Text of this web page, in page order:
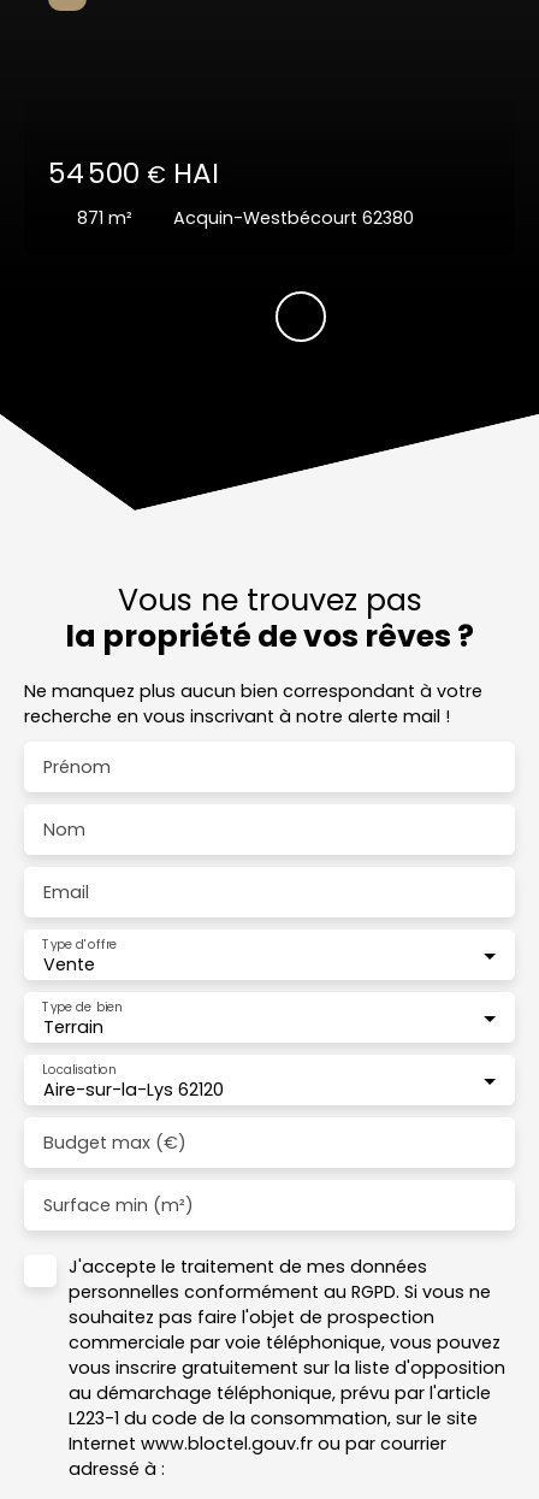
54 500 € HAI
871 m² Acquin-Westbécourt 62380
Vous ne trouvez pas
la propriété de vos rêves ?
Ne manquez plus aucun bien correspondant à votre
recherche en vous inscrivant à notre alerte mail !
Prénom
Nom
Email
Vente
Type d'offre
Terrain
Type de bien
Aire-sur-la-Lys 62120
Localisation
Budget max (€)
Surface min (m²)
J'accepte le traitement de mes données
personnelles conformément au RGPD. Si vous ne
souhaitez pas faire l'objet de prospection
commerciale par voie téléphonique, vous pouvez
vous inscrire gratuitement sur la liste d'opposition
au démarchage téléphonique, prévu par l'article
L223-1 du code de la consommation, sur le site
Internet www.bloctel.gouv.fr ou par courrier
adressé à :